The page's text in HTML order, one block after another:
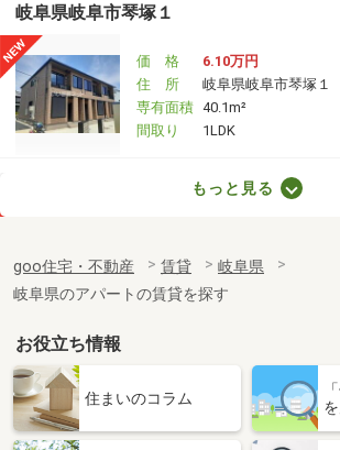
岐阜県岐阜市琴塚１
価 格
6.10万円
住 所
岐阜県岐阜市琴塚１
専有面積 40.1m²
間取り
1LDK
専有面積
60.42m²
間取り
3DK
岐阜県岐阜市加納東広江町
価 格
6.50万円
岐阜県岐阜市加納東
専有面積 29.53m²
もっと見る
goo住宅・不動産 賃貸
岐阜県
岐阜県のアパートの賃貸を探す
お役立ち情報
住まいのコラム